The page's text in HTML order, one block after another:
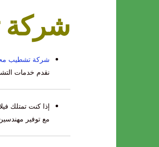
شركة
شركة تشطيب
نقدم خدمات
إذا كنت تمتلك
مع توفير